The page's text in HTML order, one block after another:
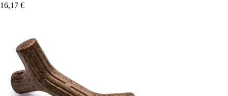
16,17 €